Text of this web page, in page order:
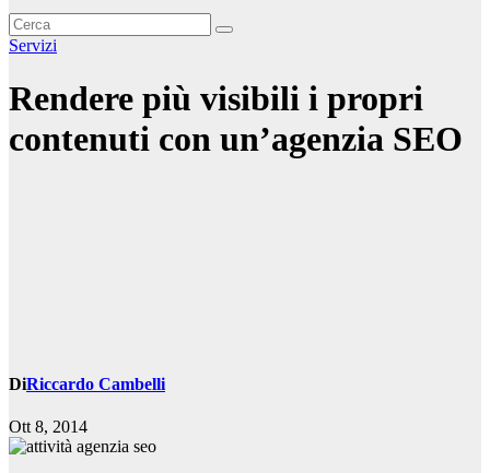
Servizi
Rendere più visibili i propri
contenuti con un’agenzia SEO
DiRiccardo Cambelli
Ott 8, 2014